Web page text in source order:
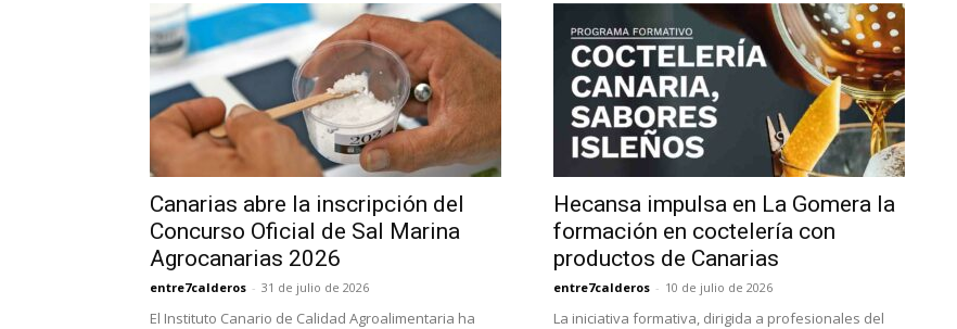
Canarias abre la inscripción del
Concurso Oficial de Sal Marina
Agrocanarias 2026
entre7calderos - 31 de julio de 2026
El Instituto Canario de Calidad Agroalimentaria ha
Hecansa impulsa en La Gomera la
formación en coctelería con
productos de Canarias
entre7calderos - 10 de julio de 2026
La iniciativa formativa, dirigida a profesionales del